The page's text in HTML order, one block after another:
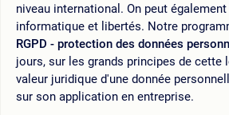
niveau international. On peut
informatique et libertés. Notre
RGPD - protection des données
jours, sur les grands principes de cette
valeur juridique d'une donnée
sur son application en entreprise.